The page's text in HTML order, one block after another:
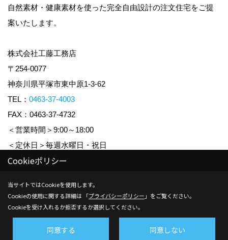
自然素材・健康素材を使った完全自由設計の注文住宅をご提
案いたします。
株式会社工藤工務店
〒254-0077
神奈川県平塚市東中原1-3-62
TEL： 0463-37-4003
FAX：0463-37-4732
＜営業時間＞9:00～18:00
＜定休日＞毎週水曜日・祝日
Copyright (c) KUDO KOUMUTEN CO.,LTD. All Rights Reserved.
Produced byゴデスクリエイト
Cookieポリシー
当サイトではCookieを使用します。
Cookieの使用に関する詳細は 「プライバシーポリシー 」をご覧ください。
Cookieを受け入れるか拒否するか選択してください。
同意する 同意しない